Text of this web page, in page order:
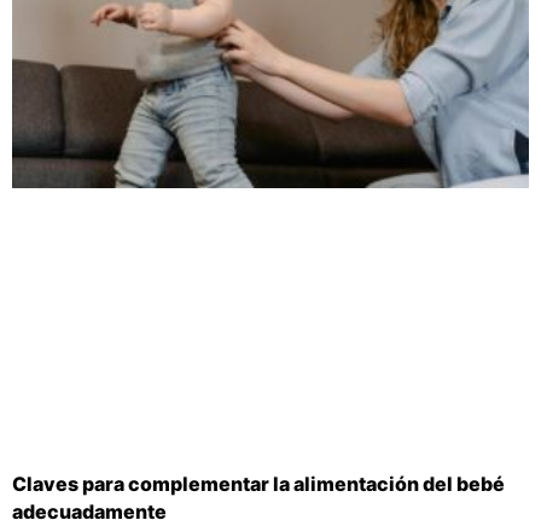
Claves para complementar la alimentación del bebé
adecuadamente